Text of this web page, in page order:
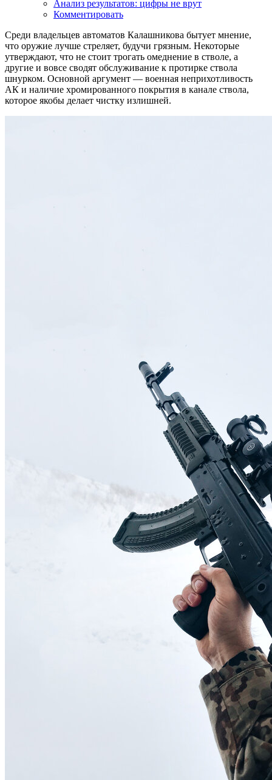
Анализ результатов: цифры не врут
Комментировать
Среди владельцев автоматов Калашникова бытует мнение,
что оружие лучше стреляет, будучи грязным. Некоторые
утверждают, что не стоит трогать омеднение в стволе, а
другие и вовсе сводят обслуживание к протирке ствола
шнурком. Основной аргумент — военная неприхотливость
АК и наличие хромированного покрытия в канале ствола,
которое якобы делает чистку излишней.